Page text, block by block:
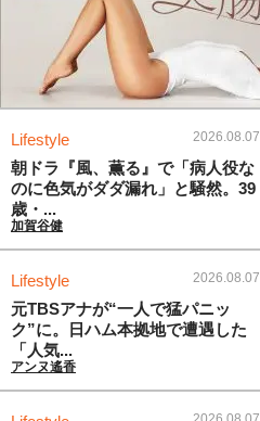
Lifestyle 2026.08.07
朝ドラ『風、薫る』で「病人役な
のに色気がダダ漏れ」と騒然。39
歳・...
加賀谷健
Lifestyle 2026.08.07
元TBSアナが“一人で猛パニッ
ク”に。日ハム本拠地で遭遇した
「人気...
アンヌ遙香